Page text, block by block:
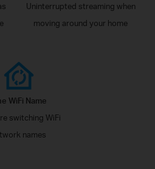
Uninterrupted streaming when
moving around your home
WiFi Name
switching WiFi
names